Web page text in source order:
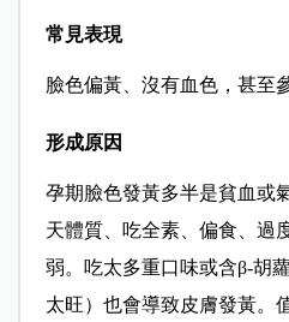
常見表現
臉色偏黃、沒有血色，甚至
形成原因
孕期臉色發黃多半是貧血或
天體質、吃全素、偏食、過
弱。吃太多重口味或含β-胡
太旺）也會導致皮膚發黃。